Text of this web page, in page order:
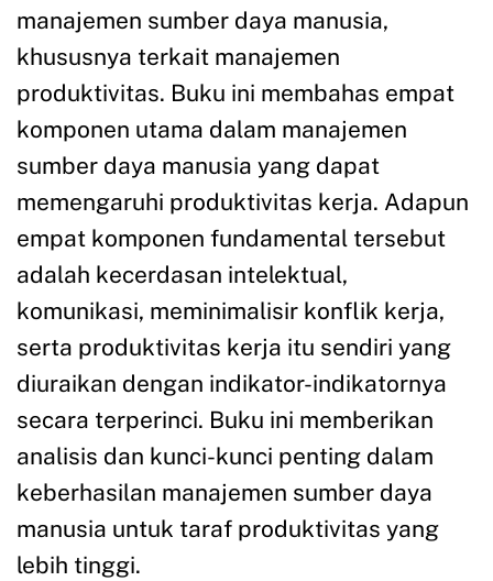
manajemen sumber daya manusia,
khususnya terkait manajemen
produktivitas. Buku ini membahas empat
komponen utama dalam manajemen
sumber daya manusia yang dapat
memengaruhi produktivitas kerja. Adapun
empat komponen fundamental tersebut
adalah kecerdasan intelektual,
komunikasi, meminimalisir konflik kerja,
serta produktivitas kerja itu sendiri yang
diuraikan dengan indikator-indikatornya
secara terperinci. Buku ini memberikan
analisis dan kunci-kunci penting dalam
keberhasilan manajemen sumber daya
manusia untuk taraf produktivitas yang
lebih tinggi.